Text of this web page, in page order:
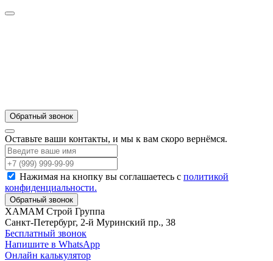
Обратный звонок
Оставьте ваши контакты, и мы к вам скоро вернёмся.
Нажимая на кнопку вы соглашаетесь с политикой
конфиденциальности.
Обратный звонок
ХАМАМ Строй Группа
Санкт-Петербург, 2-й Муринский пр., 38
Бесплатный звонок
Напишите в WhatsApp
Онлайн калькулятор